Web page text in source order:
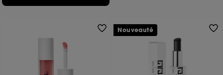
Nouveauté